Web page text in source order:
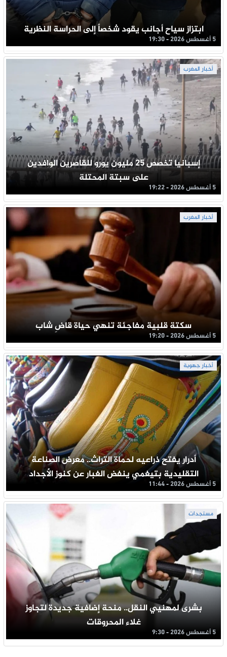
ابتزاز سياح أجانب يقود شخصاً إلى الحراسة النظرية
5 أغسطس 2026 - 19:30
أخبار المغرب
إسبانيا تخصص 25 مليون يورو للقاصرين الوافدين
على سبتة المحتلة
5 أغسطس 2026 - 19:22
أخبار المغرب
سكتة قلبية مفاجئة تنهي حياة قاضِ شاب
5 أغسطس 2026 - 19:20
أخبار جهوية
أدرار يفتح ذراعيه لحماة التراث.. معرض الصناعة
التقليدية بتيغمي ينفض الغبار عن كنوز الأجداد
5 أغسطس 2026 - 11:44
مستجدات
بشرى لمهنيي النقل.. منحة إضافية جديدة لتجاوز
غلاء المحروقات
5 أغسطس 2026 - 9:30